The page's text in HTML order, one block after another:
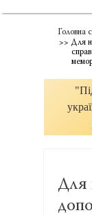
Головна
Для
Для